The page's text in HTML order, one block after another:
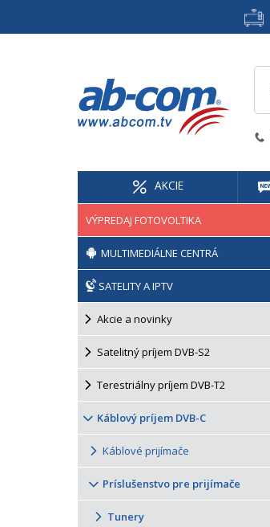
AKCIE
VÝPREDAJ FOTOVOLTIKA
MULTIMEDIÁLNE CENTRÁ
SATELITY A IPTV
Akcie a novinky
Satelitný príjem DVB-S2
Terestriálny príjem DVB-T2
Káblový príjem DVB-C
Káblové prijímače
Príslušenstvo pre prijímače
Tunery